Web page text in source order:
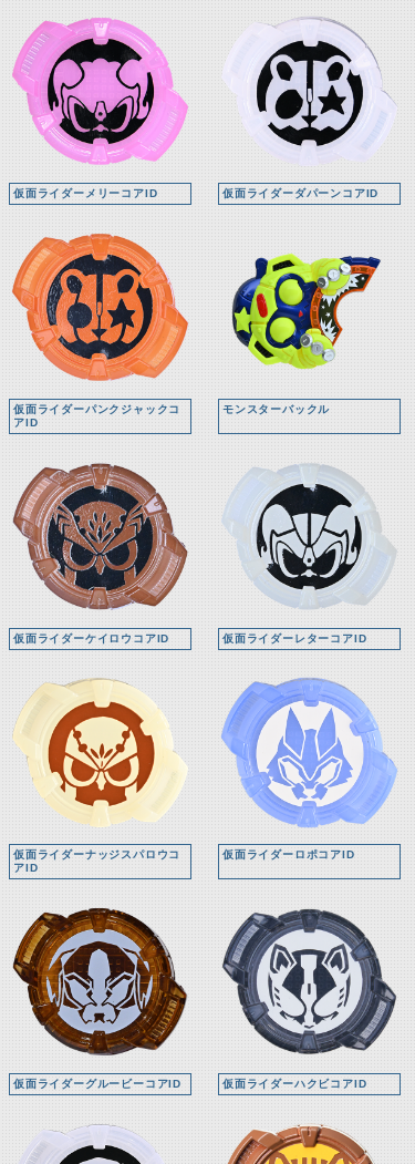
仮面ライダーメリーコアID 仮面ライダーダパーンコアID
仮面ライダーパンクジャックコ
アID
モンスターバックル
仮面ライダーケイロウコアID 仮面ライダーレターコアID
仮面ライダーナッジスパロウコ
アID
仮面ライダーロポコアID
仮面ライダーグルービーコアID 仮面ライダーハクビコアID